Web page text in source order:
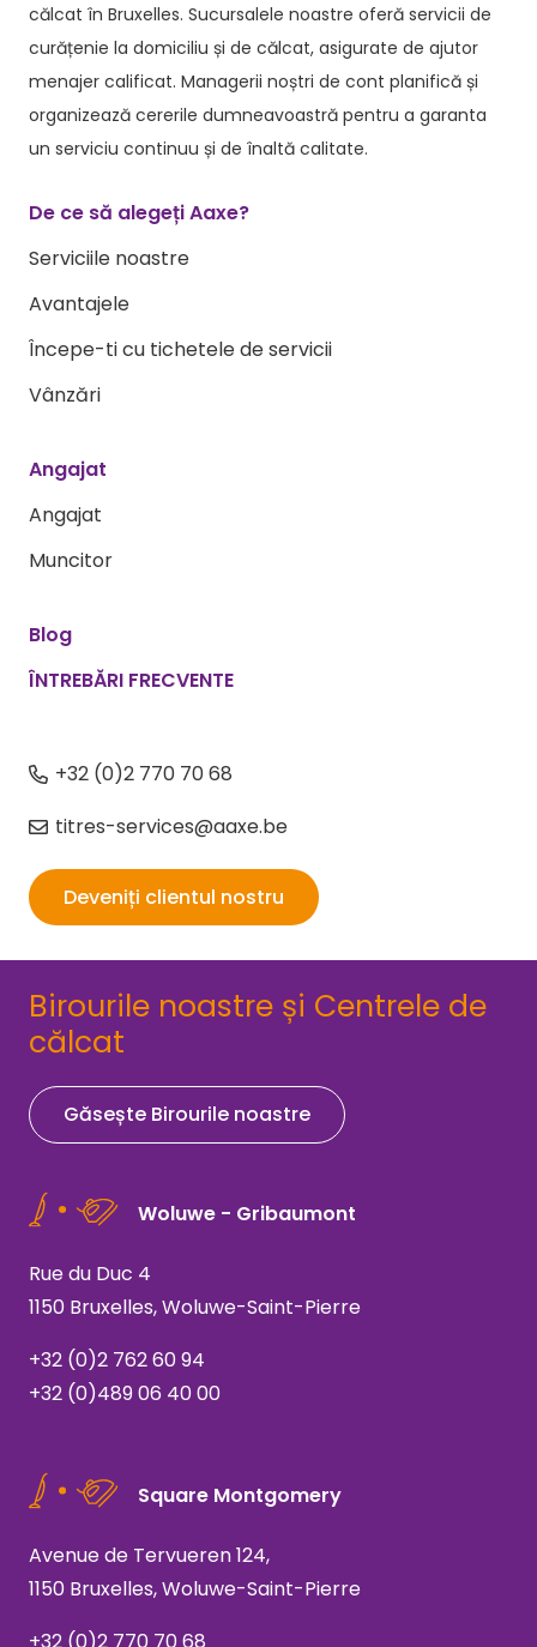
călcat în Bruxelles. Sucursalele noastre oferă servicii de
curățenie la domiciliu și de călcat, asigurate de ajutor
menajer calificat. Managerii noștri de cont planifică și
organizează cererile dumneavoastră pentru a garanta
un serviciu continuu și de înaltă calitate.
De ce să alegeți Aaxe?
Serviciile noastre
Avantajele
Începe-ti cu tichetele de servicii
Vânzări
Angajat
Angajat
Muncitor
Blog
ÎNTREBĂRI FRECVENTE
+32 (0)2 770 70 68
titres-services@aaxe.be
Deveniți clientul nostru
Birourile noastre și Centrele de
călcat
Găsește Birourile noastre
Woluwe - Gribaumont
Rue du Duc 4
1150 Bruxelles, Woluwe-Saint-Pierre
+32 (0)2 762 60 94
+32 (0)489 06 40 00
Square Montgomery
Avenue de Tervueren 124,
1150 Bruxelles, Woluwe-Saint-Pierre